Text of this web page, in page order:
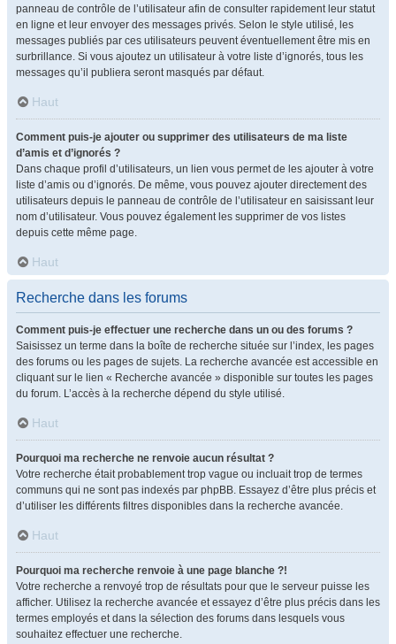
panneau de contrôle de l’utilisateur afin de consulter rapidement leur statut
en ligne et leur envoyer des messages privés. Selon le style utilisé, les
messages publiés par ces utilisateurs peuvent éventuellement être mis en
surbrillance. Si vous ajoutez un utilisateur à votre liste d’ignorés, tous les
messages qu’il publiera seront masqués par défaut.
Haut
Comment puis-je ajouter ou supprimer des utilisateurs de ma liste
d’amis et d’ignorés ?
Dans chaque profil d’utilisateurs, un lien vous permet de les ajouter à votre
liste d’amis ou d’ignorés. De même, vous pouvez ajouter directement des
utilisateurs depuis le panneau de contrôle de l’utilisateur en saisissant leur
nom d’utilisateur. Vous pouvez également les supprimer de vos listes
depuis cette même page.
Haut
Recherche dans les forums
Comment puis-je effectuer une recherche dans un ou des forums ?
Saisissez un terme dans la boîte de recherche située sur l’index, les pages
des forums ou les pages de sujets. La recherche avancée est accessible en
cliquant sur le lien « Recherche avancée » disponible sur toutes les pages
du forum. L’accès à la recherche dépend du style utilisé.
Haut
Pourquoi ma recherche ne renvoie aucun résultat ?
Votre recherche était probablement trop vague ou incluait trop de termes
communs qui ne sont pas indexés par phpBB. Essayez d’être plus précis et
d’utiliser les différents filtres disponibles dans la recherche avancée.
Haut
Pourquoi ma recherche renvoie à une page blanche ?!
Votre recherche a renvoyé trop de résultats pour que le serveur puisse les
afficher. Utilisez la recherche avancée et essayez d’être plus précis dans les
termes employés et dans la sélection des forums dans lesquels vous
souhaitez effectuer une recherche.